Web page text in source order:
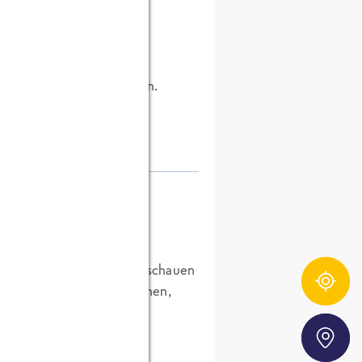
wieder funktionieren.
so ein Video anzuschauen
Tage auch mal machen,
Name geändert.
Zutatentracker
Storefinder